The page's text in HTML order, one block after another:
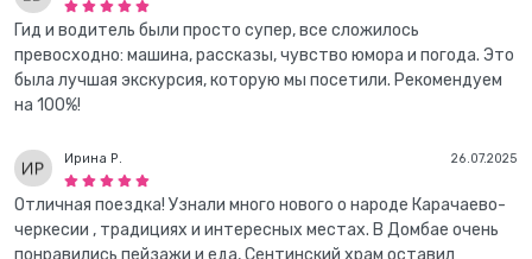
Гид и водитель были просто супер, все сложилось
превосходно: машина, рассказы, чувство юмора и погода. Это
была лучшая экскурсия, которую мы посетили. Рекомендуем
на 100%!
26.07.2025
Ирина Р.
Отличная поездка! Узнали много нового о народе Карачаево-
черкесии , традициях и интересных местах. В Домбае очень
понравились пейзажи и еда, Сентинский храм оставил